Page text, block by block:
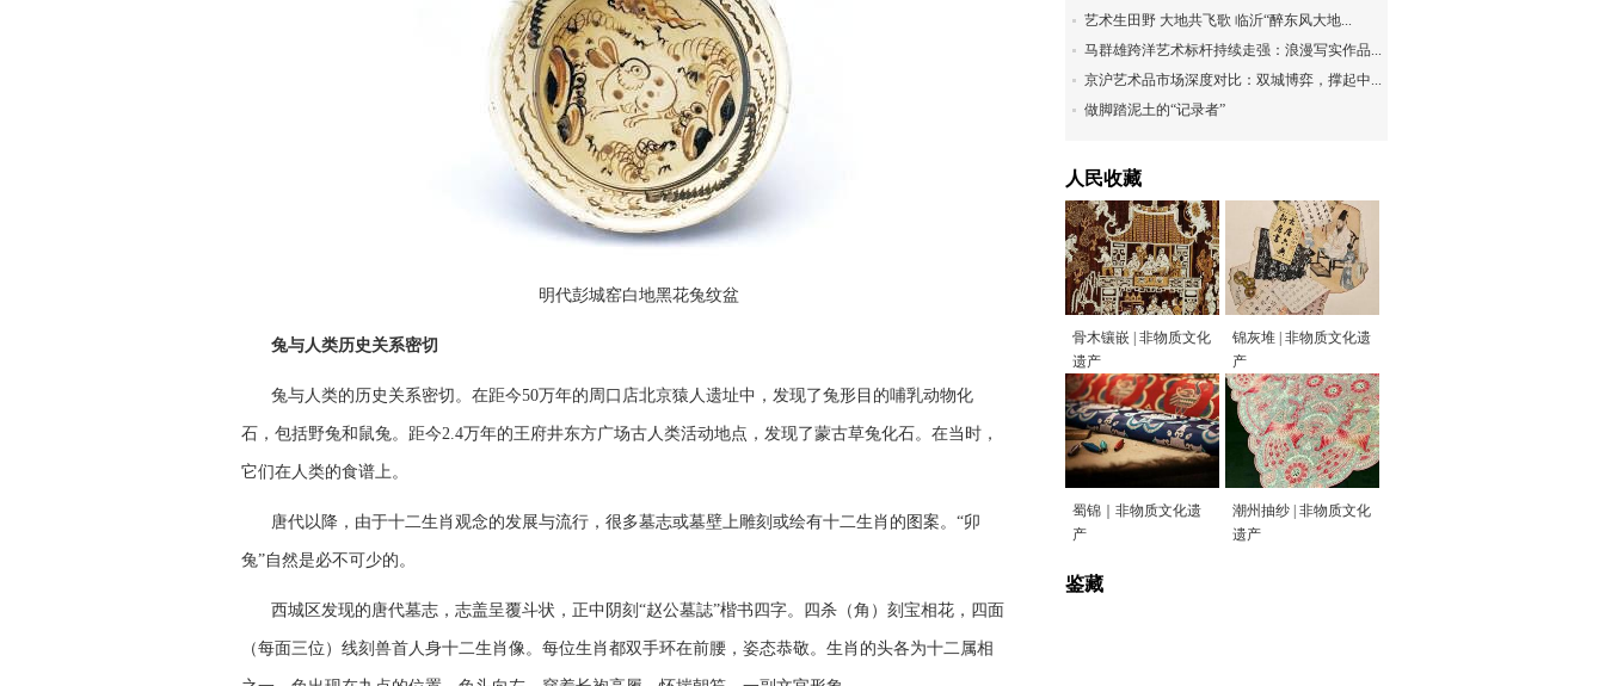
明代彭城窑白地黑花兔纹盆
兔与人类历史关系密切
兔与人类的历史关系密切。在距今50万年的周口店北京猿人遗址中，发现了兔形目的哺乳动物化
石，包括野兔和鼠兔。距今2.4万年的王府井东方广场古人类活动地点，发现了蒙古草兔化石。在当时，
它们在人类的食谱上。
唐代以降，由于十二生肖观念的发展与流行，很多墓志或墓壁上雕刻或绘有十二生肖的图案。“卯
兔”自然是必不可少的。
西城区发现的唐代墓志，志盖呈覆斗状，正中阴刻“赵公墓誌”楷书四字。四杀（角）刻宝相花，四面
（每面三位）线刻兽首人身十二生肖像。每位生肖都双手环在前腰，姿态恭敬。生肖的头各为十二属相
艺术生田野 大地共飞歌 临沂“醉东风大地...
马群雄跨洋艺术标杆持续走强：浪漫写实作品...
京沪艺术品市场深度对比：双城博弈，撑起中...
做脚踏泥土的“记录者”
人民收藏
骨木镶嵌 | 非物质文化
遗产
锦灰堆 | 非物质文化遗
产
蜀锦｜非物质文化遗
产
潮州抽纱 | 非物质文化
遗产
鉴藏